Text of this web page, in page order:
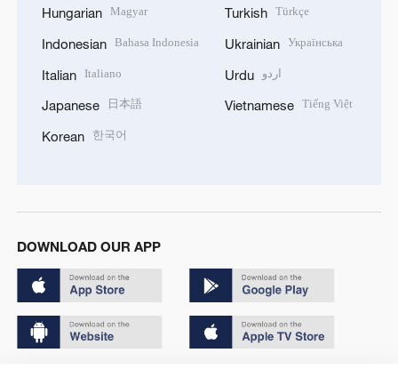
Hungarian Magyar
Indonesian Bahasa Indonesia
Italian Italiano
Japanese 日本語
Korean 한국어
Turkish Türkçe
Ukrainian Українська
Urdu اردو
Vietnamese Tiếng Việt
DOWNLOAD OUR APP